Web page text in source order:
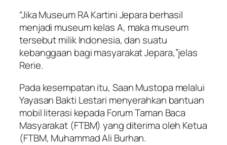
“Jika Museum RA Kartini Jepara berhasil
menjadi museum kelas A, maka museum
tersebut milik Indonesia, dan suatu
kebanggaan bagi masyarakat Jepara,”jelas
Rerie.
Pada kesempatan itu, Saan Mustopa melalui
Yayasan Bakti Lestari menyerahkan bantuan
mobil literasi kepada Forum Taman Baca
Masyarakat (FTBM) yang diterima oleh Ketua
(FTBM, Muhammad Ali Burhan.